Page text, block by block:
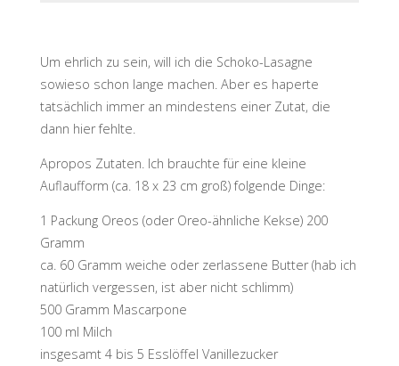
Um ehrlich zu sein, will ich die Schoko-Lasagne
sowieso schon lange machen. Aber es haperte
tatsächlich immer an mindestens einer Zutat, die
dann hier fehlte.
Apropos Zutaten. Ich brauchte für eine kleine
Auflaufform (ca. 18 x 23 cm groß) folgende Dinge:
1 Packung Oreos (oder Oreo-ähnliche Kekse) 200
Gramm
ca. 60 Gramm weiche oder zerlassene Butter (hab ich
natürlich vergessen, ist aber nicht schlimm)
500 Gramm Mascarpone
100 ml Milch
insgesamt 4 bis 5 Esslöffel Vanillezucker